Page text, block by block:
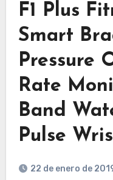
F1 Plus
Smart
Pressure
Rate
Band
Pulse
22 de enero de